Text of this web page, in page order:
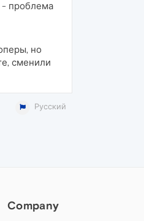
- проблема
но
сменили
Русский
Company